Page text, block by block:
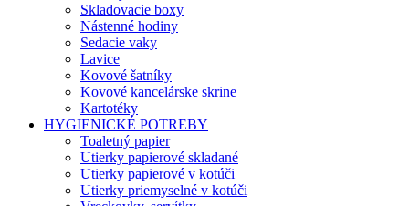
Skladovacie boxy
Nástenné hodiny
Sedacie vaky
Lavice
Kovové šatníky
Kovové kancelárske skrine
Kartotéky
HYGIENICKÉ POTREBY
Toaletný papier
Utierky papierové skladané
Utierky papierové v kotúči
Utierky priemyselné v kotúči